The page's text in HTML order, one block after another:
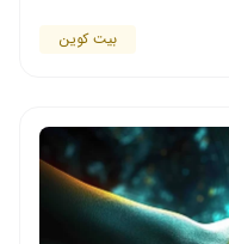
بیت کوین